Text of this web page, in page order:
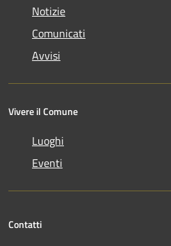
Notizie
Comunicati
Avvisi
Vivere il Comune
Luoghi
Eventi
Contatti